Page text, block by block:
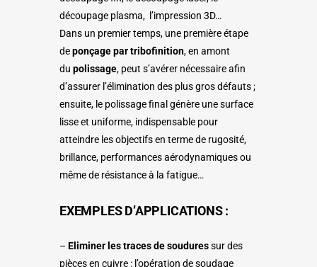
découpage plasma, l’impression 3D…
Dans un premier temps, une première étape
deponçage par tribofinition, en amont
du polissage, peut s’avérer nécessaire afin
d’assurer l’élimination des plus gros défauts ;
ensuite, le polissage final génère une surface
lisse et uniforme, indispensable pour
atteindre les objectifs en terme de rugosité,
brillance, performances aérodynamiques ou
même de résistance à la fatigue…
EXEMPLES D’APPLICATIONS :
– Eliminer les traces de souduressur des
pièces en cuivre : l’opération de soudage